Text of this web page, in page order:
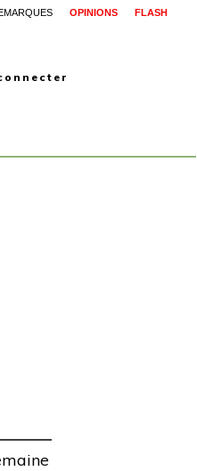
OPINIONS FLASH